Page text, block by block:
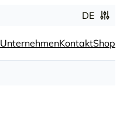
DE
UnternehmenKontaktShop